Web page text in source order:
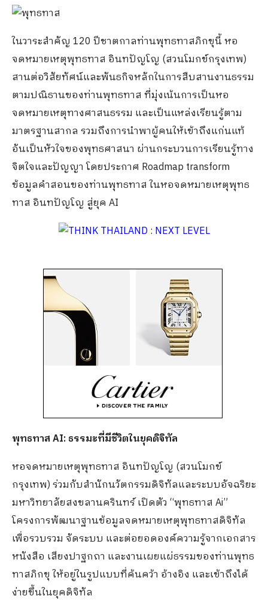
ในวาระสำคัญ 120 ปีชาตกาลท่านพุทธทาสภิกขุนี้ หอ
จดหมายเหตุพุทธทาส อินทปัญโญ (สวนโมกข์กรุงเทพ)
สานต่อวิสัยทัศน์และพันธกิจหลักในการสืบสานงานธรรม
ตามปณิธานของท่านพุทธทาส ที่มุ่งเน้นการเป็นหอ
จดหมายเหตุทางศาสนธรรม และเป็นแหล่งเรียนรู้ตาม
มาตรฐานสากล รวมถึงการนำพาผู้คนให้เข้าถึงแก่นแท้
อันเป็นหัวใจของพุทธศาสนา ผ่านกระบวนการเรียนรู้ทาง
จิตใจและปัญญา โดยประกาศ Roadmap transform
ข้อมูลคำสอนของท่านพุทธทาส ในหอจดหมายเหตุพุทธ
ทาส อินทปัญโญ สู่ยุค AI
พุทธทาส AI: ธรรมะที่มีชีวิตในยุคดิจิทัล
หอจดหมายเหตุพุทธทาส อินทปัญโญ (สวนโมกข์
กรุงเทพ) ร่วมกับสำนักนวัตกรรมดิจิทัลและระบบอัจฉริยะ
มหาวิทยาลัยสงขลานครินทร์ เปิดตัว “พุทธทาส Ai”
โครงการพัฒนาฐานข้อมูลจดหมายเหตุพุทธทาสดิจิทัล
เพื่อรวบรวม จัดระบบ และต่อยอดองค์ความรู้จากเอกสาร
หนังสือ เสียงปาฐกถา และงานเผยแผ่ธรรมของท่านพุทธ
ทาสภิกขุ ให้อยู่ในรูปแบบที่ค้นคว้า อ้างอิง และเข้าถึงได้
ง่ายขึ้นในยุคดิจิทัล